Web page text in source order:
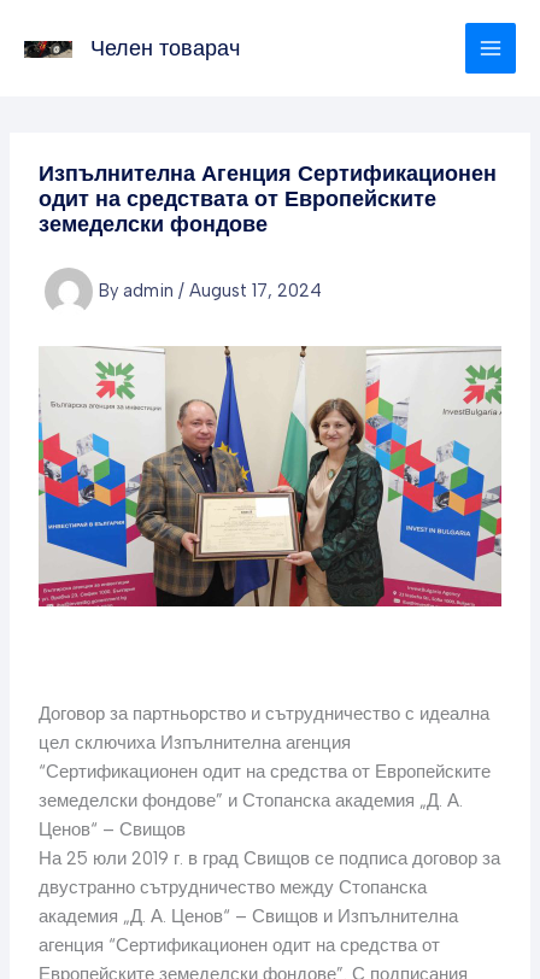
Челен товарач
Изпълнителна Агенция Сертификационен
одит на средствата от Европейските
земеделски фондове
By admin / August 17, 2024
Договор за партньорство и сътрудничество с идеална
цел сключиха Изпълнителна агенция
“Сертификационен одит на средства от Европейските
земеделски фондове” и Стопанска академия „Д. А.
Ценов“ – Свищов
На 25 юли 2019 г. в град Свищов се подписа договор за
двустранно сътрудничество между Стопанска
академия „Д. А. Ценов“ – Свищов и Изпълнителна
агенция “Сертификационен одит на средства от
Европейските земеделски фондове”. С подписания